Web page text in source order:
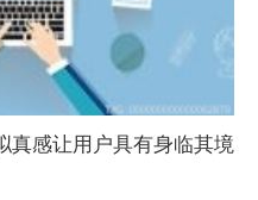
真感让用户具有身临其境